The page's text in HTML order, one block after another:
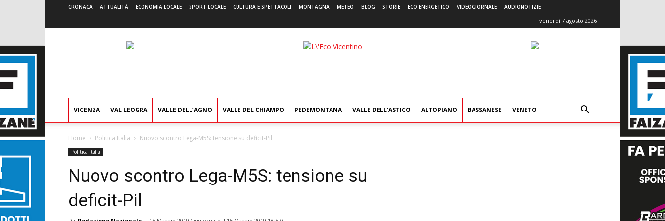
CRONACA ATTUALITÀ ECONOMIA LOCALE SPORT LOCALE CULTURA E SPETTACOLI MONTAGNA METEO BLOG STORIE ECO ENERGETICO VIDEOGIORNALE AUDIONOTIZIE
venerdì 7 agosto 2026
L'Eco
VICENZA VAL LEOGRA VALLE DELL’AGNO VALLE DEL CHIAMPO PEDEMONTANA VALLE DELL’ASTICO ALTOPIANO BASSANESE VENETO
Home Politica Italia Nuovo scontro Lega-M5S: tensione su deficit-Pil
Politica Italia
Nuovo scontro Lega-M5S: tensione su
deficit-Pil